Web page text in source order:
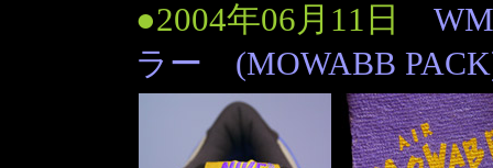
●2004年06月11日
ラー (MOWABB